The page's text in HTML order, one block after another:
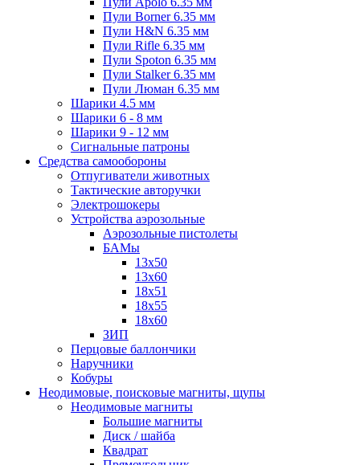
Пули Borner 6.35 мм
Пули H&N 6.35 мм
Пули Rifle 6.35 мм
Пули Spoton 6.35 мм
Пули Stalker 6.35 мм
Пули Люман 6.35 мм
Шарики 4.5 мм
Шарики 6 - 8 мм
Шарики 9 - 12 мм
Сигнальные патроны
Средства самообороны
Отпугиватели животных
Тактические авторучки
Электрошокеры
Устройства аэрозольные
Аэрозольные пистолеты
БАМы
13х50
13х60
18х51
18х55
18х60
ЗИП
Перцовые баллончики
Наручники
Кобуры
Неодимовые, поисковые магниты, щупы
Неодимовые магниты
Большие магниты
Диск / шайба
Квадрат